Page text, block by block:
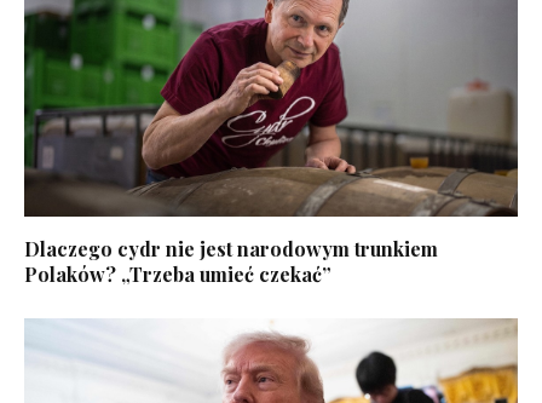
Dlaczego cydr nie jest narodowym trunkiem
Polaków? „Trzeba umieć czekać”